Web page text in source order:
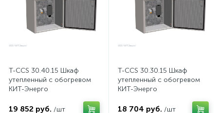
T-CCS 30.40.15 Шкаф
утепленный с обогревом
КИТ-Энерго
19 852 руб. /шт
T-CCS 30.30.15 Шкаф
утепленный с обогревом
КИТ-Энерго
18 704 руб. /шт